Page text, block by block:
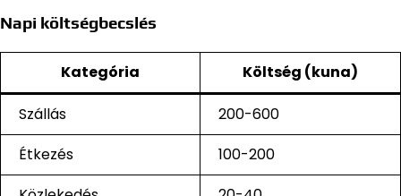
Napi költségbecslés
Kategória Költség (kuna)
Szállás
200-600
Étkezés
100-200